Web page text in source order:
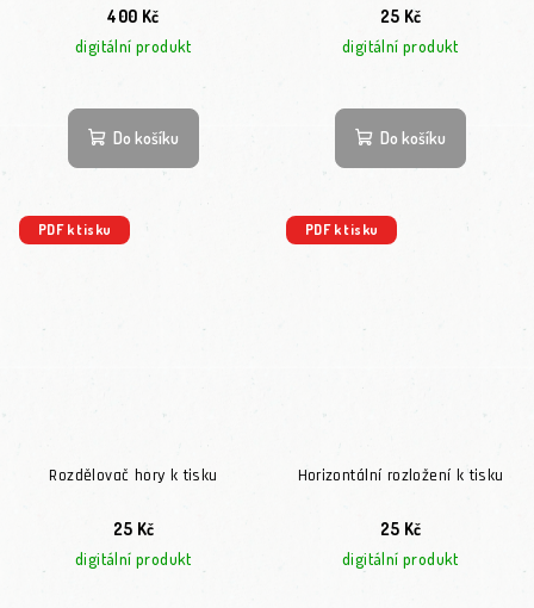
400 Kč
digitální produkt
Do košíku
25 Kč
digitální produkt
Do košíku
PDF k tisku
Rozdělovač hory k tisku
25 Kč
digitální produkt
PDF k tisku
Horizontální rozložení k tisku
25 Kč
digitální produkt